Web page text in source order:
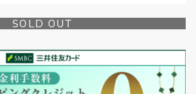
SOLD OUT